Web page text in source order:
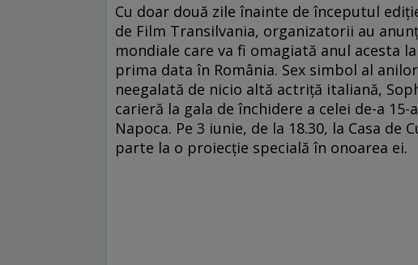
Cu doar două zile înainte de începutul
de Film Transilvania, organizatorii au
mondiale care va fi omagiată anul acesta
prima data în România. Sex simbol al
neegalată de nicio altă actriță italiană,
carieră la gala de închidere a celei de-a
Napoca. Pe 3 iunie, de la 18.30, la Casa
parte la o proiecție specială în onoarea ei.